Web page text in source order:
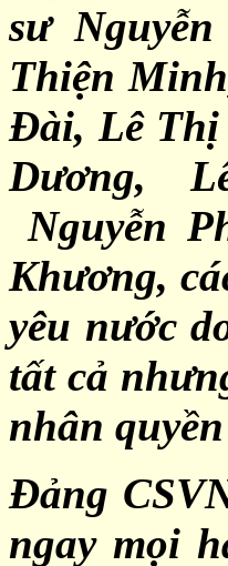
sư
Thiện
Đài, Lê Thị
Dương,
Nguyễn
Khương,
yêu nước
tất cả
nhân
Đảng
ngay mọi